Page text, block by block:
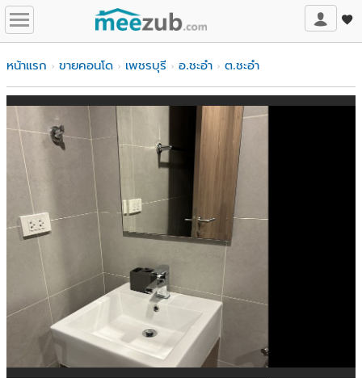
หน้าแรก ขายคอนโด เพชรบุรี อ.ชะอำ ต.ชะอำ